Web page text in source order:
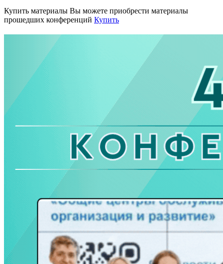
Купить материалы Вы можете приобрести материалы
прошедших конференций Купить